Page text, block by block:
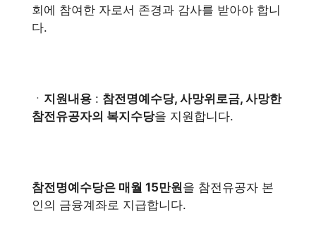
회에 참여한 자로서 존경과 감사를 받아야 합니
다.
ㆍ 지원내용 : 참전명예수당, 사망위로금, 사망한
참전유공자의 복지수당을 지원합니다.
참전명예수당은 매월 15만원을 참전유공자 본
인의 금융계좌로 지급합니다.